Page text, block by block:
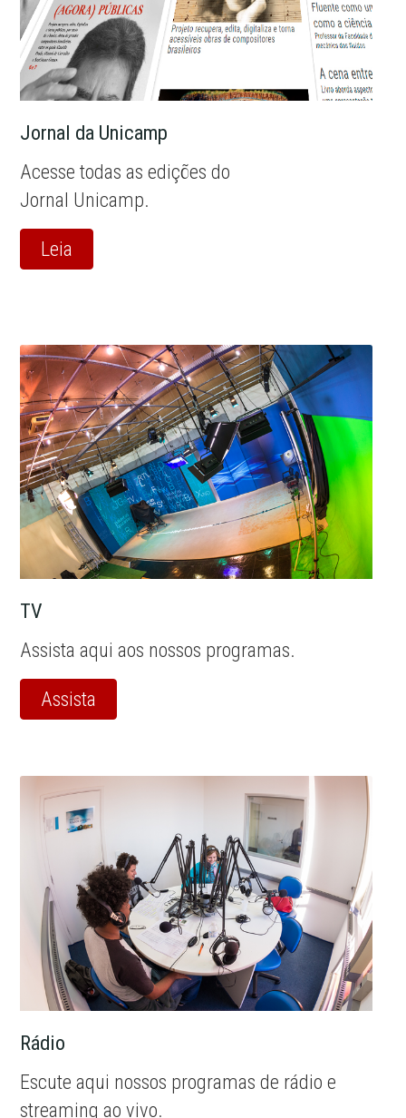
Jornal da Unicamp
Acesse todas as edições do
Jornal Unicamp.
Leia
TV
Assista aqui aos nossos programas.
Assista
Rádio
Escute aqui nossos programas de rádio e
streaming ao vivo.